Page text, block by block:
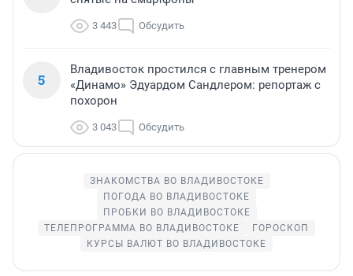
3 443 Обсудить
5
Владивосток простился с главным тренером
«Динамо» Эдуардом Сандлером: репортаж с
похорон
3 043 Обсудить
ЗНАКОМСТВА ВО ВЛАДИВОСТОКЕ
ПОГОДА ВО ВЛАДИВОСТОКЕ
ПРОБКИ ВО ВЛАДИВОСТОКЕ
ТЕЛЕПРОГРАММА ВО ВЛАДИВОСТОКЕ
ГОРОСКОП
КУРСЫ ВАЛЮТ ВО ВЛАДИВОСТОКЕ